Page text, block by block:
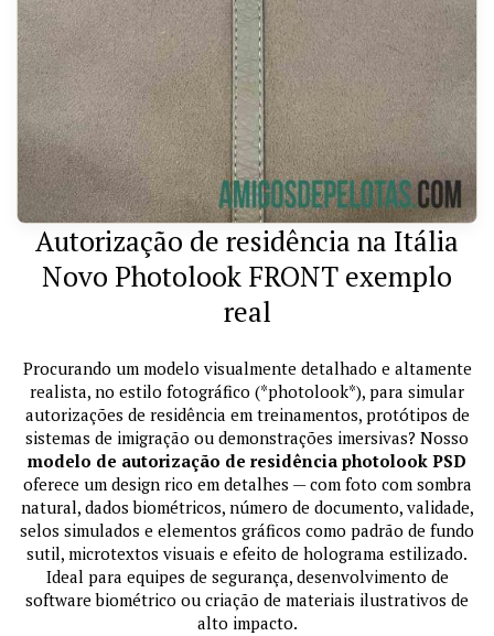
Autorização de residência na Itália
Novo Photolook FRONT exemplo
real
Procurando um modelo visualmente detalhado e altamente
realista, no estilo fotográfico (*photolook*), para simular
autorizações de residência em treinamentos, protótipos de
sistemas de imigração ou demonstrações imersivas? Nosso
modelo de autorização de residência photolook PSD
oferece um design rico em detalhes — com foto com sombra
natural, dados biométricos, número de documento, validade,
selos simulados e elementos gráficos como padrão de fundo
sutil, microtextos visuais e efeito de holograma estilizado.
Ideal para equipes de segurança, desenvolvimento de
software biométrico ou criação de materiais ilustrativos de
alto impacto.